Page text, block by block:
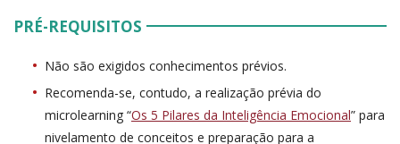
PRÉ-REQUISITOS
Não são exigidos conhecimentos prévios.
Recomenda-se, contudo, a realização prévia do
microlearning “Os 5 Pilares da Inteligência Emocional” para
nivelamento de conceitos e preparação para a